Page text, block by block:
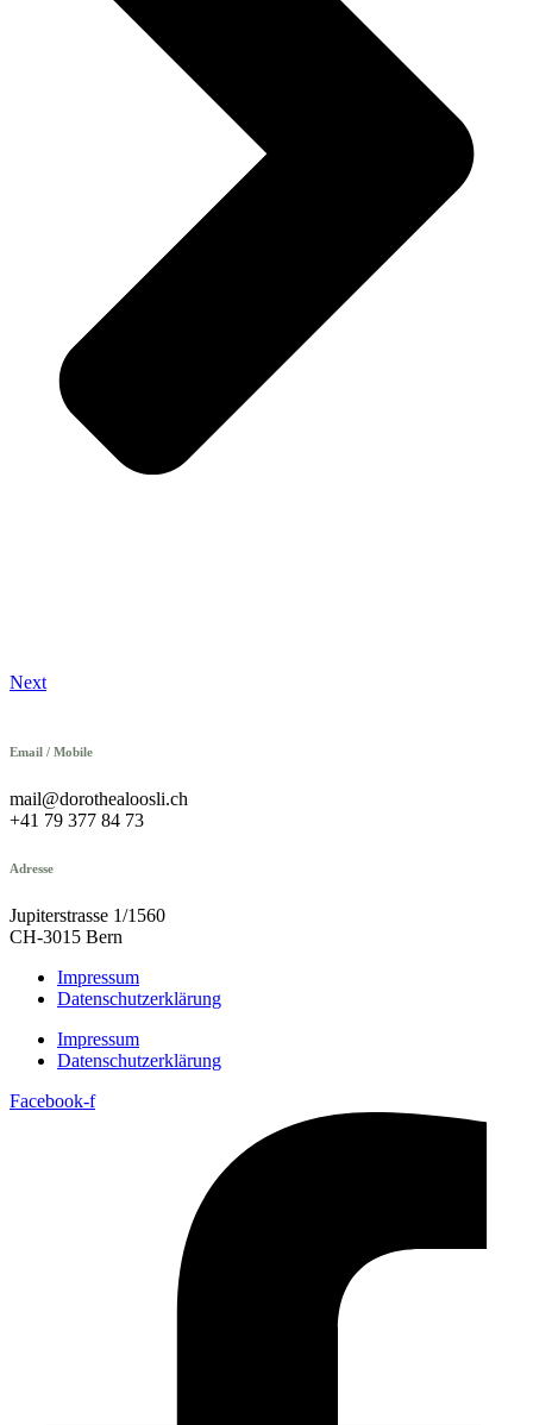
Next
Email / Mobile
mail@dorothealoosli.ch
+41 79 377 84 73
Adresse
Jupiterstrasse 1/1560
CH-3015 Bern
Impressum
Datenschutzerklärung
Impressum
Datenschutzerklärung
Facebook-f